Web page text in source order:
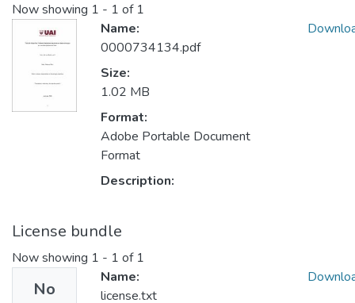
Now showing 1 - 1 of 1
Name:
0000734134.pdf
Size:
1.02 MB
Format:
Adobe Portable Document
Format
Description:
License bundle
Now showing 1 - 1 of 1
No
Name:
license.txt